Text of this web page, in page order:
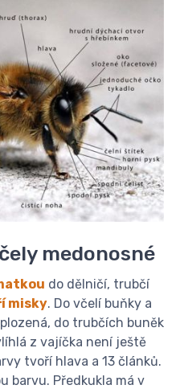
medonosné
do dělničí, trubčí
misky. Do včelí buňky a
do trubčích buněk
z vajíčka není ještě
tvoří hlava a 13 článků.
barvu. Předkukla má v